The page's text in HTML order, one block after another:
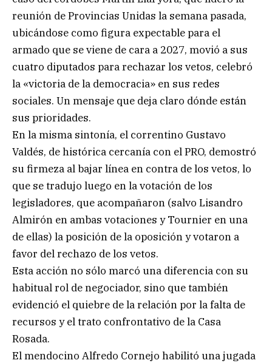
reunión de Provincias Unidas la semana pasada,
ubicándose como figura expectable para el
armado que se viene de cara a 2027, movió a sus
cuatro diputados para rechazar los vetos, celebró
la «victoria de la democracia» en sus redes
sociales. Un mensaje que deja claro dónde están
sus prioridades.
En la misma sintonía, el correntino Gustavo
Valdés, de histórica cercanía con el PRO, demostró
su firmeza al bajar línea en contra de los vetos, lo
que se tradujo luego en la votación de los
legisladores, que acompañaron (salvo Lisandro
Almirón en ambas votaciones y Tournier en una
de ellas) la posición de la oposición y votaron a
favor del rechazo de los vetos.
Esta acción no sólo marcó una diferencia con su
habitual rol de negociador, sino que también
evidenció el quiebre de la relación por la falta de
recursos y el trato confrontativo de la Casa
Rosada.
El mendocino Alfredo Cornejo habilitó una jugada